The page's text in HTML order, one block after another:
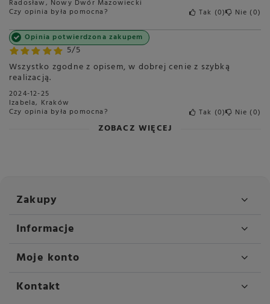
Radosław, Nowy Dwór Mazowiecki
Czy opinia była pomocna? Tak 0 Nie 0
5/5
Opinia potwierdzona zakupem
Wszystko zgodne z opisem, w dobrej cenie z szybką
realizacją.
2024-12-25
Izabela, Kraków
Czy opinia była pomocna? Tak 0 Nie 0
ZOBACZ WIĘCEJ
Zakupy
Informacje
Moje konto
Kontakt